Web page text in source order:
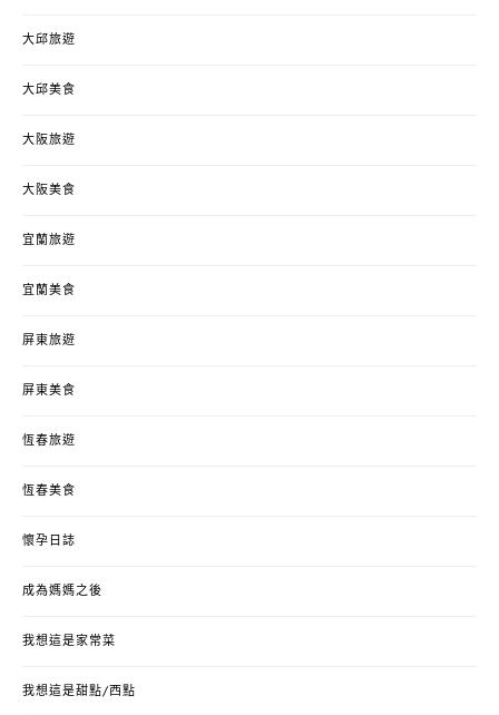
大邱旅遊
大邱美食
大阪旅遊
大阪美食
宜蘭旅遊
宜蘭美食
屏東旅遊
屏東美食
恆春旅遊
恆春美食
懷孕日誌
成為媽媽之後
我想這是家常菜
我想這是甜點/西點